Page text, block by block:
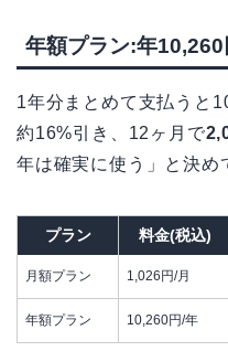
年額プラン:年
1年分まとめて支払うと
約16%引き、12ヶ月で
年は確実に使う」と決め
プラン 料金(税込)
月額プラン 1,026円/月
年額プラン 10,260円/年